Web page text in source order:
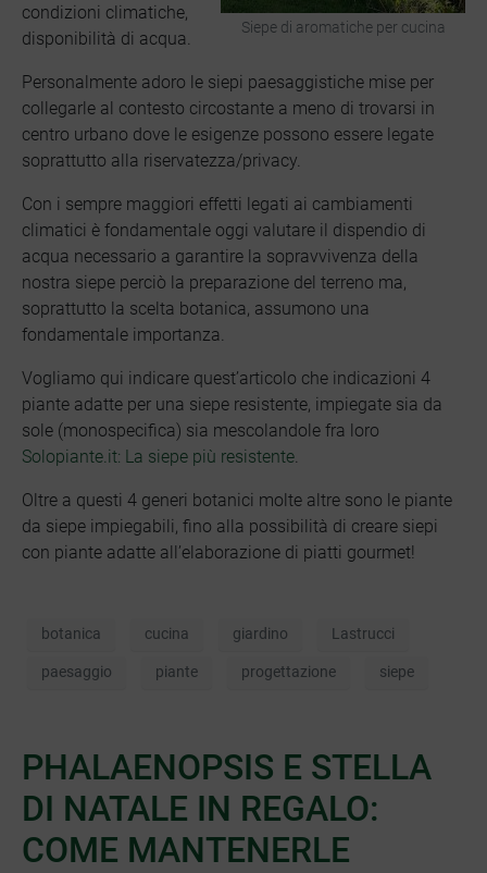
Siepe di aromatiche per cucina
condizioni climatiche,
disponibilità di acqua.
Personalmente adoro le siepi paesaggistiche mise per
collegarle al contesto circostante a meno di trovarsi in
centro urbano dove le esigenze possono essere legate
soprattutto alla riservatezza/privacy.
Con i sempre maggiori effetti legati ai cambiamenti
climatici è fondamentale oggi valutare il dispendio di
acqua necessario a garantire la sopravvivenza della
nostra siepe perciò la preparazione del terreno ma,
soprattutto la scelta botanica, assumono una
fondamentale importanza.
Vogliamo qui indicare quest’articolo che indicazioni 4
piante adatte per una siepe resistente, impiegate sia da
sole (monospecifica) sia mescolandole fra loro
Solopiante.it: La siepe più resistente.
Oltre a questi 4 generi botanici molte altre sono le piante
da siepe impiegabili, fino alla possibilità di creare siepi
con piante adatte all’elaborazione di piatti gourmet!
botanica cucina giardino Lastrucci
paesaggio piante progettazione siepe
PHALAENOPSIS E STELLA
DI NATALE IN REGALO:
COME MANTENERLE